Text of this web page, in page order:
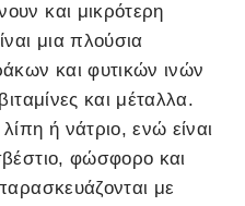
και μικρότερη
μια πλούσια
και φυτικών ινών
και μέταλλα.
ή νάτριο, ενώ είναι
φώσφορο και
με